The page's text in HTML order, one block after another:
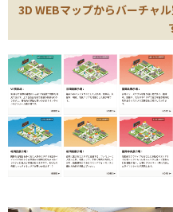
3D WEBマップからバーチャ